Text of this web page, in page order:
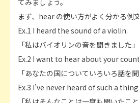
てみましょう。
まず、hear の使い方がよく分かる例
Ex.1 I heard the sound of a violin.
「私はバイオリンの音を聞きました」
Ex.2 I want to hear about your
「あなたの国についていろいろ話を
Ex.3 I’ve never heard of such a thing.